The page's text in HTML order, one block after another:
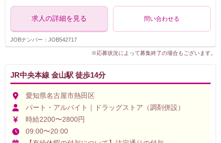
求人の詳細を見る 問い合わせる
JOBナンバー：JOB542717
※応募状況によって募集終了の場合もございます。
JR中央本線 金山駅 徒歩14分
愛知県名古屋市熱田区
パート・アルバイト｜ドラッグストア（調剤併設）
時給2200〜2800円
09:00〜20:00